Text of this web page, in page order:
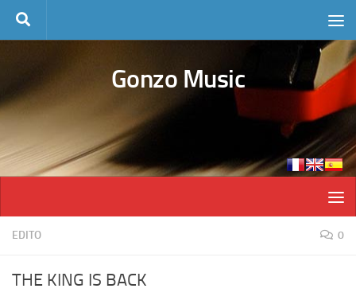
Skip to content
Gonzo Music
EDITO 0
THE KING IS BACK